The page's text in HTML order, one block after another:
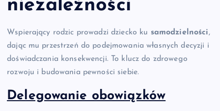
niezależności
Wspierający rodzic prowadzi dziecko ku samodzielności,
dając mu przestrzeń do podejmowania własnych decyzji i
doświadczania konsekwencji. To klucz do zdrowego
rozwoju i budowania pewności siebie.
Delegowanie obowiązków